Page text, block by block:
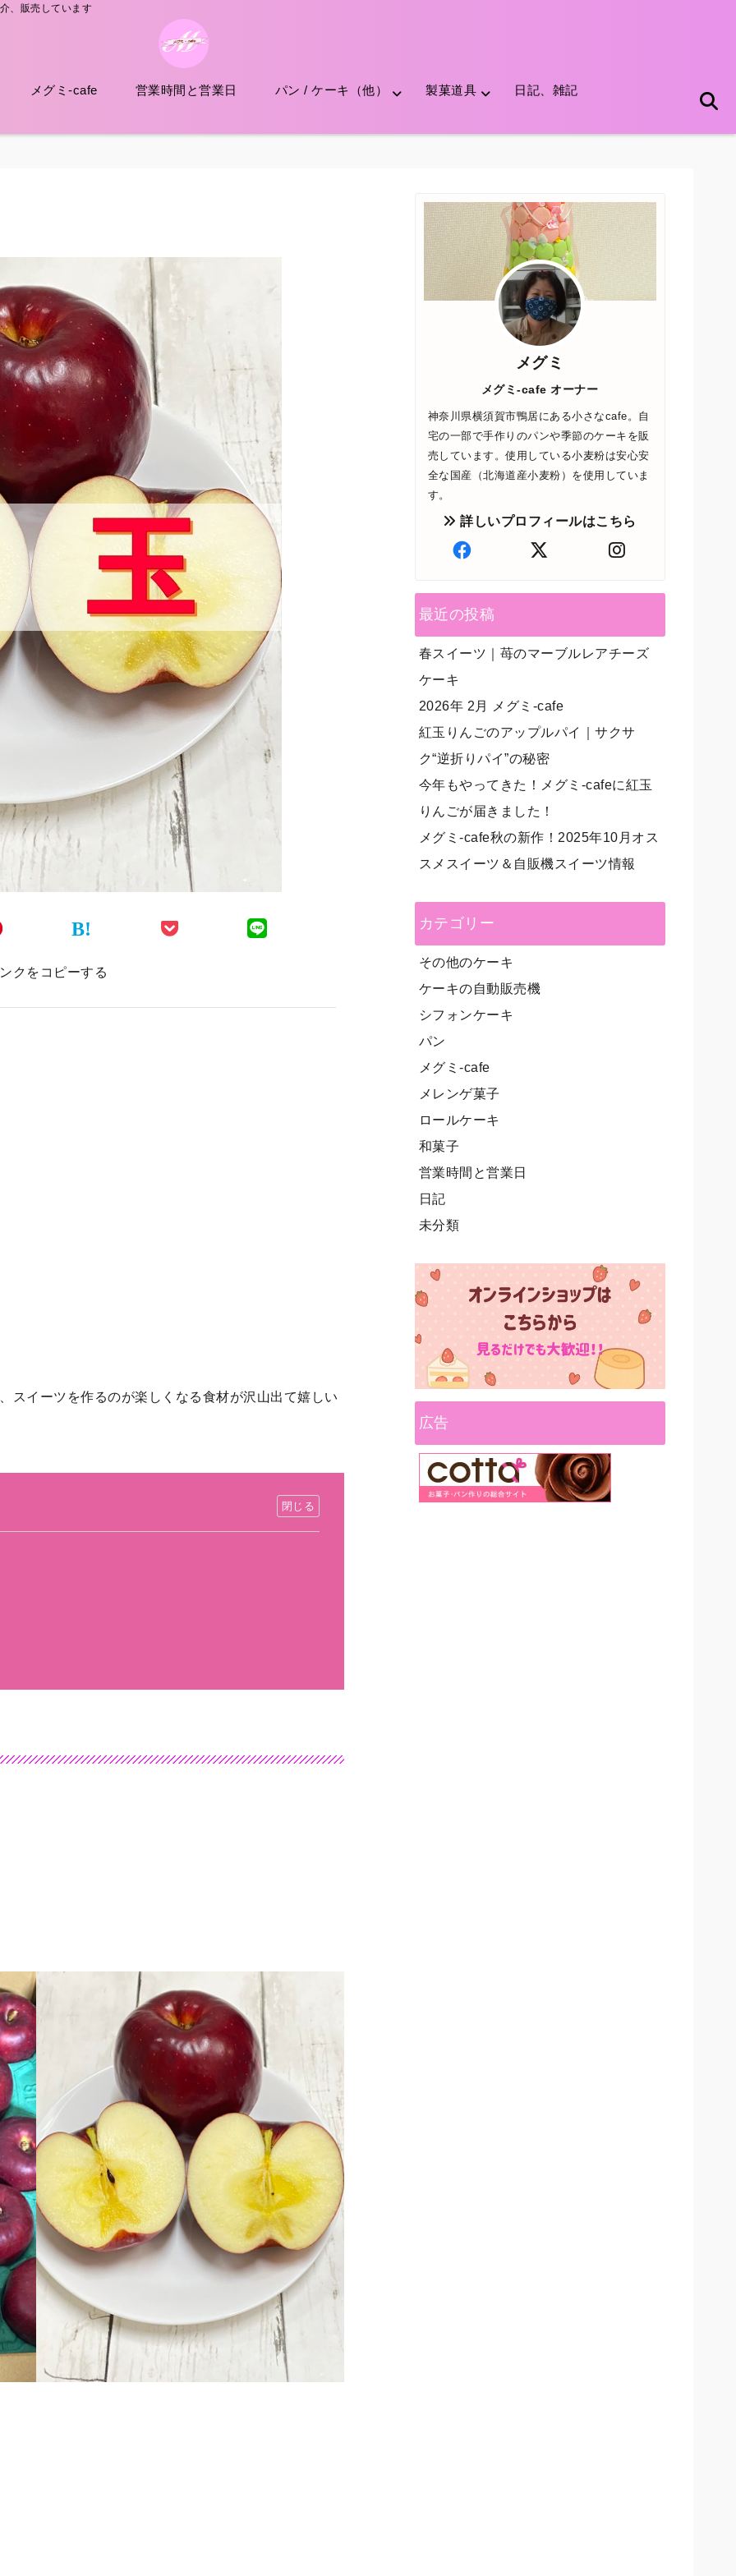
、販売しています
メグミ-cafe 営業時間と営業日 パン / ケーキ（他） 製菓道具 日記、雑記
B!
クをコピーする
スイーツを作るのが楽しくなる食材が沢山出て嬉しい
メグミ
メグミ-cafe オーナー
神奈川県横須賀市鴨居にある小さなcafe。自
宅の一部で手作りのパンや季節のケーキを販
売しています。使用している小麦粉は安心安
全な国産（北海道産小麦粉）を使用していま
す。
詳しいプロフィールはこちら
最近の投稿
春スイーツ｜苺のマーブルレアチーズ
ケーキ
2026年 2月 メグミ-cafe
紅玉りんごのアップルパイ｜サクサ
ク“逆折りパイ”の秘密
今年もやってきた！メグミ-cafeに紅玉
りんごが届きました！
メグミ-cafe秋の新作！2025年10月オス
スメスイーツ＆自販機スイーツ情報
カテゴリー
その他のケーキ
ケーキの自動販売機
シフォンケーキ
パン
メグミ-cafe
メレンゲ菓子
ロールケーキ
和菓子
営業時間と営業日
日記
未分類
広告